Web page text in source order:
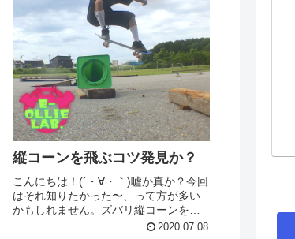
縦コーンを飛ぶコツ発見か？
こんにちは！(´・∀・｀)嘘か真か？今回
はそれ知りたかった〜、って方が多い
かもしれません。ズバリ縦コーンを飛
ぶコツ！？ここはあえて言いきりませ
2020.07.08